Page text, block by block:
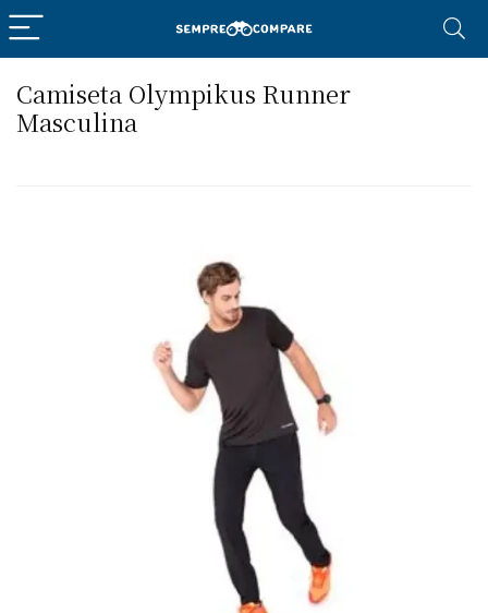
Camiseta Olympikus Runner
Masculina